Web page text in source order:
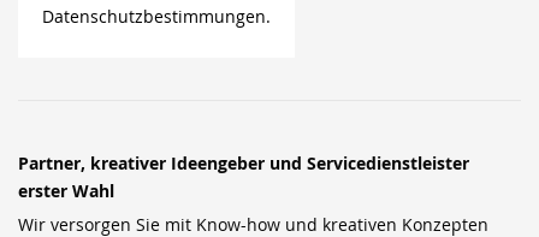
Datenschutzbestimmungen.
Partner, kreativer Ideengeber und Servicedienstleister
erster Wahl
Wir versorgen Sie mit Know-how und kreativen Konzepten